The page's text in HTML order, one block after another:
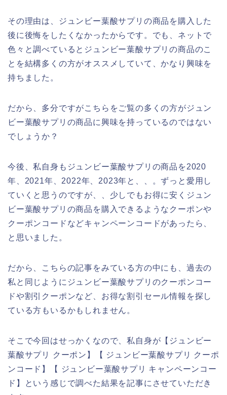
その理由は、ジュンビー葉酸サプリの商品を購入した
後に後悔をしたくなかったからです。でも、ネットで
色々と調べているとジュンビー葉酸サプリの商品のこ
とを結構多くの方がオススメしていて、かなり興味を
持ちました。
だから、多分ですがこちらをご覧の多くの方がジュン
ビー葉酸サプリの商品に興味を持っているのではない
でしょうか？
今後、私自身もジュンビー葉酸サプリの商品を2020
年、2021年、2022年、2023年と、、。ずっと愛用し
ていくと思うのですが、、少しでもお得に安くジュン
ビー葉酸サプリの商品を購入できるようなクーポンや
クーポンコードなどキャンペーンコードがあったら、
と思いました。
だから、こちらの記事をみている方の中にも、過去の
私と同じようにジュンビー葉酸サプリのクーポンコー
ドや割引クーポンなど、お得な割引セール情報を探し
ている方もいるかもしれません。
そこで今回はせっかくなので、私自身が【ジュンビー
葉酸サプリ クーポン】【 ジュンビー葉酸サプリ クーポ
ンコード】【 ジュンビー葉酸サプリ キャンペーンコー
ド】という感じで調べた結果を記事にさせていただき